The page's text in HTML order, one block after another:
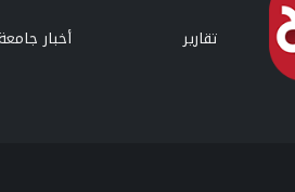
تقارير
أخبار